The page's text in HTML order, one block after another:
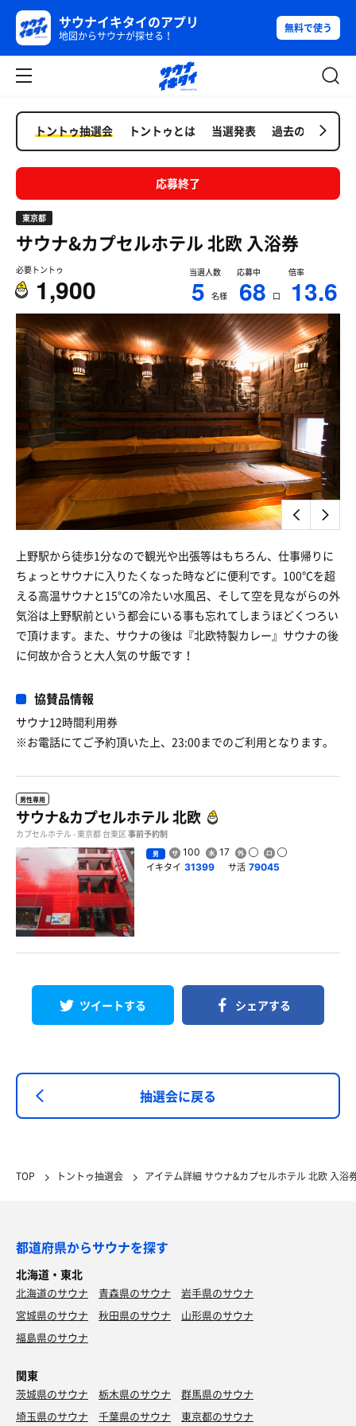
サウナイキタイのアプリ
地図からサウナが探せる！
無料で使う
トントゥ抽選会 トントゥとは 当選発表 過去の抽選会
応募終了
東京都
サウナ&カプセルホテル 北欧 入浴券
必要トントゥ
1,900
当選人数
5 名様
応募中
68 口
倍率
13.6
上野駅から徒歩1分なので観光や出張等はもちろん、仕事帰りに
ちょっとサウナに入りたくなった時などに便利です。100℃を超
える高温サウナと15℃の冷たい水風呂、そして空を見ながらの外
気浴は上野駅前という都会にいる事も忘れてしまうほどくつろい
で頂けます。また、サウナの後は『北欧特製カレー』サウナの後
に何故か合うと大人気のサ飯です！
協賛品情報
サウナ12時間利用券
※お電話にてご予約頂いた上、23:00までのご利用となります。
男性専用
サウナ&カプセルホテル 北欧
カプセルホテル - 東京都 台東区 事前予約制
男 100 17
イキタイ 31399 サ活 79045
ツイートする シェアする
抽選会に戻る
TOP トントゥ抽選会 アイテム詳細 サウナ&カプセルホテル 北欧 入浴
都道府県からサウナを探す
北海道・東北
北海道のサウナ 青森県のサウナ
岩手県のサウナ
宮城県のサウナ
秋田県のサウナ
山形県のサウナ
福島県のサウナ
関東
茨城県のサウナ 栃木県のサウナ
群馬県のサウナ
埼玉県のサウナ
千葉県のサウナ 東京都のサウナ